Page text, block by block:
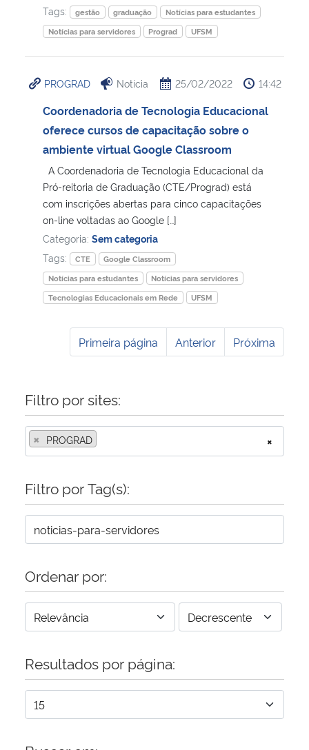
Tags: gestão graduação
Notícias para estudantes
Notícias para servidores
Prograd UFSM
PROGRAD Notícia 25/02/2022 14:42
Coordenadoria de Tecnologia Educacional
oferece cursos de capacitação sobre o
ambiente virtual Google Classroom
A Coordenadoria de Tecnologia Educacional da
Pró-reitoria de Graduação (CTE/Prograd) está
com inscrições abertas para cinco capacitações
on-line voltadas ao Google […]
Categoria: Sem categoria
Tags:
CTE
Google Classroom
Notícias para estudantes
Notícias para servidores
Tecnologias Educacionais em Rede
UFSM
Primeira página Anterior Próxima
Filtro por sites:
×
× PROGRAD
Filtro por Tag(s):
Ordenar por:
Resultados por página: